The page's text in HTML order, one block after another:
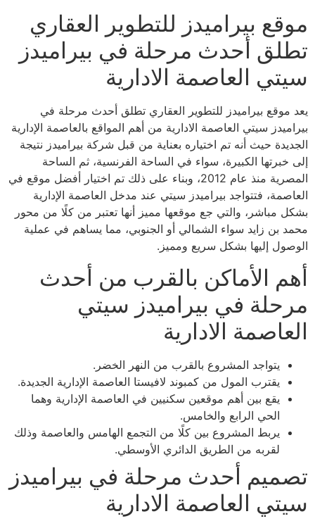
موقع بيراميدز للتطوير العقاري
تطلق أحدث مرحلة في بيراميدز
سيتي العاصمة الادارية
يعد موقع بيراميدز للتطوير العقاري تطلق أحدث مرحلة في
بيراميدز سيتي العاصمة الادارية من أهم المواقع بالعاصمة الإدارية
الجديدة حيث أنه تم اختياره بعناية من قبل شركة بيراميدز نتيجة
إلى خبرتها الكبيرة، سواء في الساحة الفرنسية، ثم الساحة
المصرية منذ عام 2012، وبناء على ذلك تم اختيار أفضل موقع في
العاصمة، فتتواجد بيراميدز سيتي عند مدخل العاصمة الإدارية
بشكل مباشر، والتي جع موقعها مميز أنها تعتبر من كلًا من محور
محمد بن زايد سواء الشمالي أو الجنوبي، مما يساهم في عملية
الوصول إليها بشكل سريع ومميز.
أهم الأماكن بالقرب من أحدث
مرحلة في بيراميدز سيتي
العاصمة الادارية
يتواجد المشروع بالقرب من النهر الخضر.
يقترب المول من كمبوند لافيستا العاصمة الإدارية الجديدة.
يقع بين أهم موقعين سكنيين في العاصمة الإدارية وهما
الحي الرابع والخامس.
يربط المشروع بين كلًا من التجمع الهامس والعاصمة وذلك
لقربه من الطريق الدائري الأوسطي.
تصميم أحدث مرحلة في بيراميدز
سيتي العاصمة الادارية